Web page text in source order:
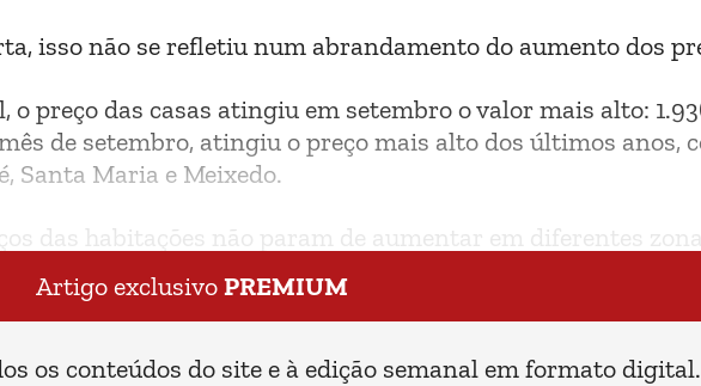
isso não se refletiu num abrandamento do aumento dos
o preço das casas atingiu em setembro o valor mais alto:
de setembro, atingiu o preço mais alto dos últimos anos,
Santa Maria e Meixedo.
das habitações não param de aumentar em diferentes
da habitação.
Artigo exclusivoPREMIUM
os conteúdos do site e à edição semanal em formato digital.